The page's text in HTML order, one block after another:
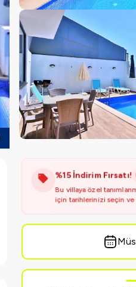
%15 İndirim Fırsatı!
Bu villaya özel
için tarihlerinizi seçin